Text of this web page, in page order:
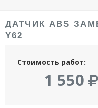
ДАТЧИК ABS
Y62
Стоимость работ:
1 550